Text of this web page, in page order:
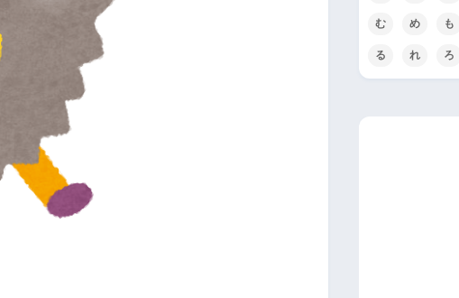
む め も
る れ ろ